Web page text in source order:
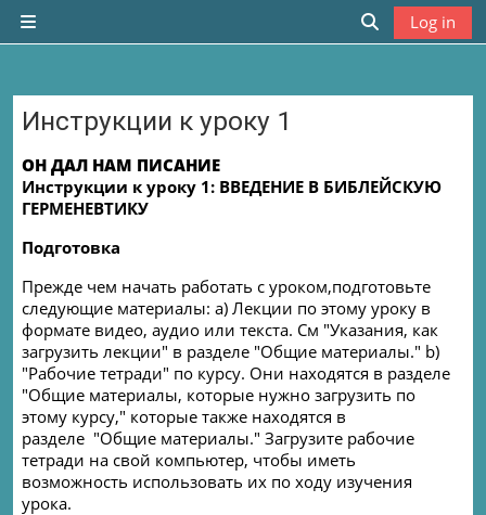
Skip to main content
Side panel
Toggle
Log in
Инструкции к уроку 1
Completion requirements
ОН ДАЛ НАМ ПИСАНИЕ
Инструкции к уроку 1: ВВЕДЕНИЕ В БИБЛЕЙСКУЮ
ГЕРМЕНЕВТИКУ
Подготовка
Прежде чем начать работать с уроком,подготовьте
следующие материалы: a) Лекции по этому уроку в
формате видео, аудио или текста. См "Указания, как
загрузить лекции" в разделе "Общие материалы." b)
"Рабочие тетради" по курсу. Они находятся в разделе
"Общие материалы, которые нужно загрузить по
этому курсу," которые также находятся в
разделе "Общие материалы." Загрузите рабочие
тетради на свой компьютер, чтобы иметь
возможность использовать их по ходу изучения
урока.